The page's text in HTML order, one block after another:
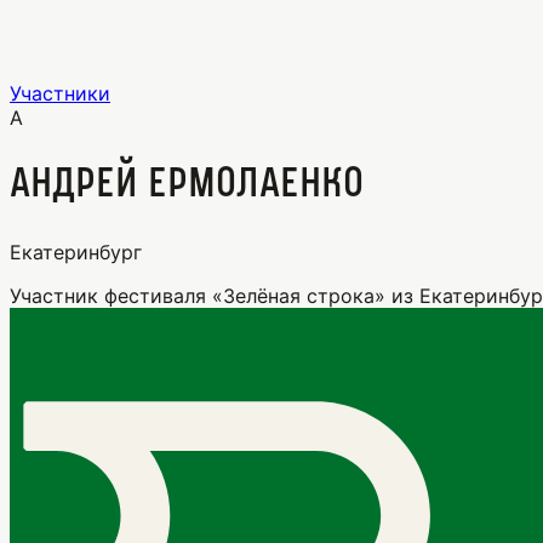
Участники
А
Андрей Ермолаенко
Екатеринбург
Участник фестиваля «Зелёная строка» из